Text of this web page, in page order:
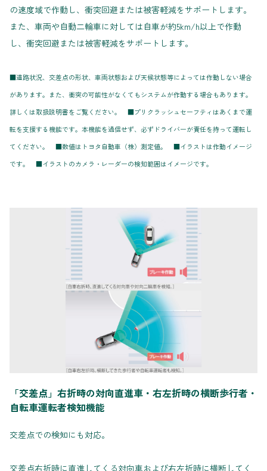
の速度域で作動し、衝突回避または被害軽減をサポートします。
また、車両や自動二輪車に対しては自車が約5km/h以上で作動
し、衝突回避または被害軽減をサポートします。
■道路状況、交差点の形状、車両状態および天候状態等によっては作動しない場合
があります。また、衝突の可能性がなくてもシステムが作動する場合もあります。
詳しくは取扱説明書をご覧ください。 ■プリクラッシュセーフティはあくまで運
転を支援する機能です。本機能を過信せず、必ずドライバーが責任を持って運転し
てください。 ■数値はトヨタ自動車（株）測定値。 ■イラストは作動イメージ
です。 ■イラストのカメラ・レーダーの検知範囲はイメージです。
「交差点」右折時の対向直進車・右左折時の横断歩行者・
自転車運転者検知機能
交差点での検知にも対応。
交差点右折時に直進してくる対向車および右左折時に横断してく